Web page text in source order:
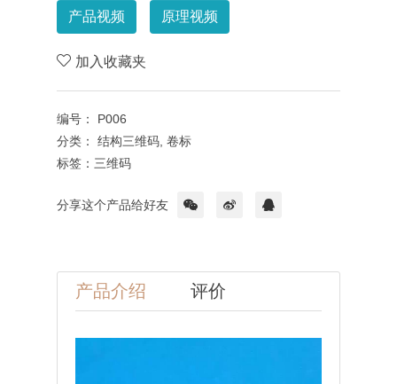
产品视频 原理视频
加入收藏夹
编号： P006
分类： 结构三维码, 卷标
标签： 三维码
分享这个产品给好友
产品介绍 评价